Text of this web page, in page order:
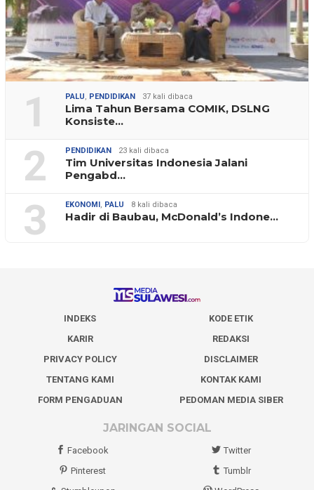
1 PALU, PENDIDIKAN 37 kali dibaca
Lima Tahun Bersama COMIK, DSLNG
Konsiste…
2 PENDIDIKAN 23 kali dibaca
Tim Universitas Indonesia Jalani
Pengabd…
3 EKONOMI, PALU 8 kali dibaca
Hadir di Baubau, McDonald’s Indone…
INDEKS
KODE ETIK
KARIR
REDAKSI
PRIVACY POLICY
DISCLAIMER
TENTANG KAMI
KONTAK KAMI
FORM PENGADUAN
PEDOMAN MEDIA SIBER
JARINGAN SOCIAL
Facebook
Twitter
Pinterest
Tumblr